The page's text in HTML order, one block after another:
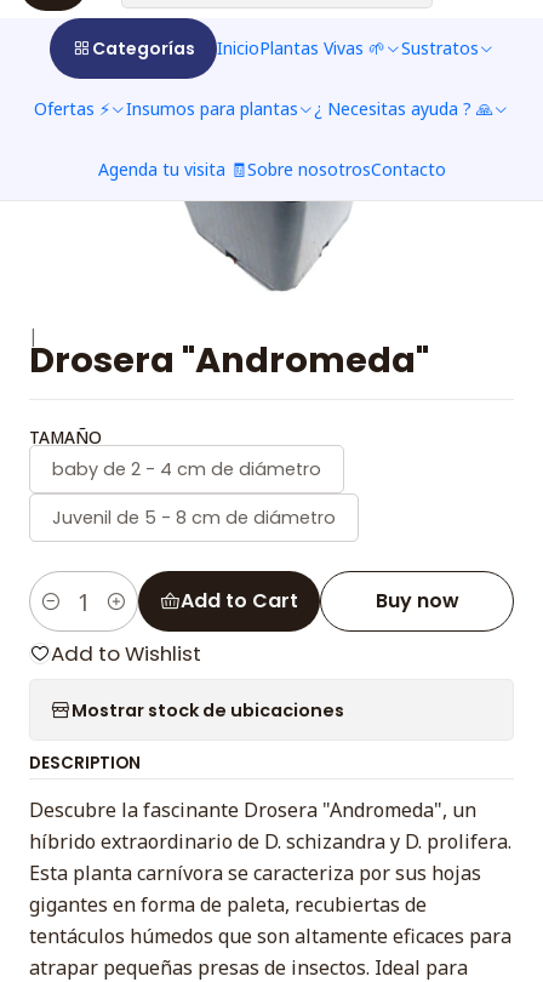
Categorías InicioPlantas Vivas 🌱 Sustratos
Ofertas ⚡ Insumos para plantas ¿ Necesitas ayuda ? 🙏
Agenda tu visita 🧾Sobre nosotrosContacto
|
Drosera "Andromeda"
TAMAÑO
baby de 2 - 4 cm de diámetro
Juvenil de 5 - 8 cm de diámetro
Quantity Add to Cart Buy now
Add to Wishlist
Mostrar stock de ubicaciones
DESCRIPTION
Descubre la fascinante Drosera "Andromeda", un
híbrido extraordinario de D. schizandra y D. prolifera.
Esta planta carnívora se caracteriza por sus hojas
gigantes en forma de paleta, recubiertas de
tentáculos húmedos que son altamente eficaces para
atrapar pequeñas presas de insectos. Ideal para